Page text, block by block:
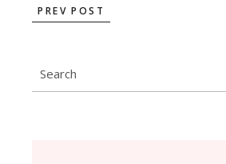
PREV POST
Search
for: